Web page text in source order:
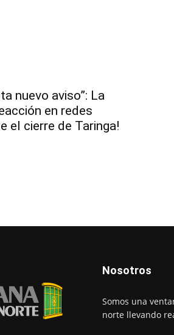
nuevo aviso”: La
en redes
el cierre de Taringa!
Nosotros
Somos una
norte llevando